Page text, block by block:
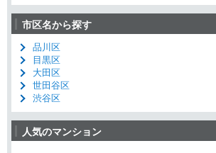
市区名から探す
品川区
目黒区
大田区
世田谷区
渋谷区
人気のマンション